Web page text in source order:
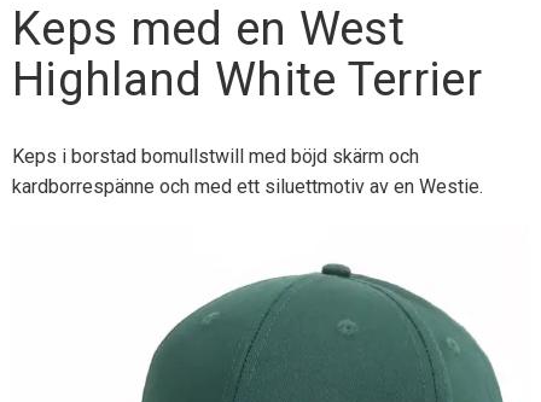
Keps med en West
Highland White Terrier
Keps i borstad bomullstwill med böjd skärm och
kardborrespänne och med ett siluettmotiv av en Westie.